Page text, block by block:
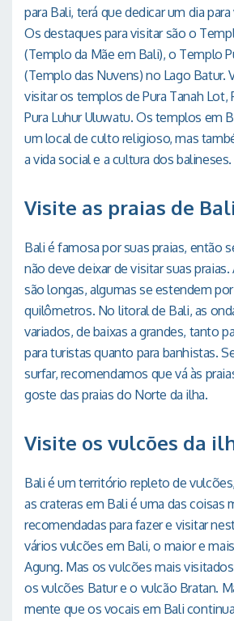
para Bali, terá que dedicar um dia
Os destaques para visitar são o
(Templo da Mãe em Bali), o Templo
(Templo das Nuvens) no Lago Batur.
visitar os templos de Pura Tanah Lot,
Pura Luhur Uluwatu. Os templos em
um local de culto religioso, mas
a vida social e a cultura dos balineses.
Visite as praias de Bali
Bali é famosa por suas praias, então
não deve deixar de visitar suas praias.
são longas, algumas se estendem
quilômetros. No litoral de Bali, as
variados, de baixas a grandes, tanto
para turistas quanto para banhistas.
surfar, recomendamos que vá às
goste das praias do Norte da ilha.
Visite os vulcões da
Bali é um território repleto de
as crateras em Bali é uma das coisas
recomendadas para fazer e visitar
vários vulcões em Bali, o maior e
Agung. Mas os vulcões mais
os vulcões Batur e o vulcão Bratan.
mente que os vocais em Bali